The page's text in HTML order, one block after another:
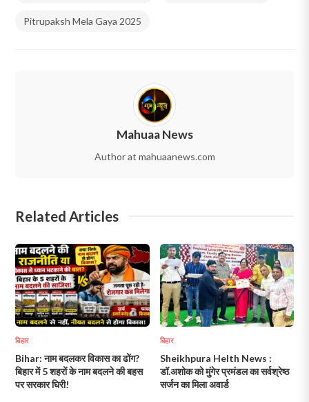
Pitrupaksh Mela Gaya 2025
Mahuaa News
Author at mahuaanews.com
Related Articles
बिहार
Bihar: नाम बदलकर विकास का ढोंग?
बिहार में 5 शहरों के नाम बदलने की बहस
पर सरकार घिरी!
बिहार
Sheikhpura Helth News :
डॉ.अशोक को मुंगेर प्रमंडल का सर्वश्रेष्ठ
सर्जन का मिला अवार्ड